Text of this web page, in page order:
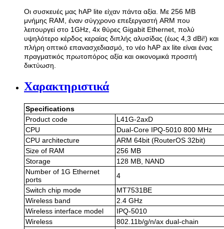
Οι συσκευές μας hAP lite είχαν πάντα αξία. Με 256 MB
μνήμης RAM, έναν σύγχρονο επεξεργαστή ARM που
λειτουργεί στο 1GHz, 4x θύρες Gigabit Ethernet, πολύ
υψηλότερο κέρδος κεραίας διπλής αλυσίδας (έως 4,3 dBi!) και
πλήρη οπτικό επανασχεδιασμό, το νέο hAP ax lite είναι ένας
πραγματικός πρωτοπόρος αξία και οικονομικά προσιτή
δικτύωση.
Χαρακτηριστικά
Specifications
Product code
L41G-2axD
CPU
Dual-Core IPQ-5010 800 MHz
CPU architecture
ARM 64bit (RouterOS 32bit)
Size of RAM
256 MB
Storage
128 MB, NAND
Number of 1G Ethernet
ports
4
Switch chip mode
MT7531BE
Wireless band
2.4 GHz
Wireless interface model
IPQ-5010
Wireless
802.11b/g/n/ax dual-chain